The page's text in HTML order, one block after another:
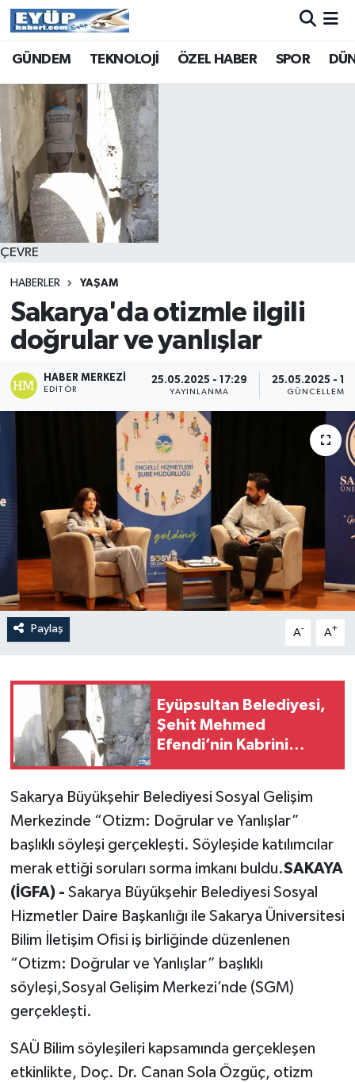
GÜNDEM TEKNOLOJİ ÖZEL HABER SPOR
ÇEVRE
HABERLER YAŞAM
Sakarya'da otizmle ilgili
doğrular ve yanlışlar
HABER MERKEZI
EDITÖR
25.05.2025 - 17:29
YAYINLANMA
25.05.2025 -
GÜNCELLEME
Paylaş A- A+
Eyüpsultan Belediyesi,
Şehit Mehmed
Efendi’nin Kabrini
Sakarya Büyükşehir Belediyesi Sosyal Gelişim
Merkezinde “Otizm: Doğrular ve Yanlışlar”
başlıklı söyleşi gerçekleşti. Söyleşide katılımcılar
merak ettiği soruları sorma imkanı buldu.SAKAYA
(İGFA) - Sakarya Büyükşehir Belediyesi Sosyal
Hizmetler Daire Başkanlığı ile Sakarya Üniversitesi
Bilim İletişim Ofisi iş birliğinde düzenlenen
“Otizm: Doğrular ve Yanlışlar” başlıklı
söyleşi,Sosyal Gelişim Merkezi’nde (SGM)
gerçekleşti.
SAÜ Bilim söyleşileri kapsamında gerçekleşen
etkinlikte, Doç. Dr. Canan Sola Özgüç, otizm